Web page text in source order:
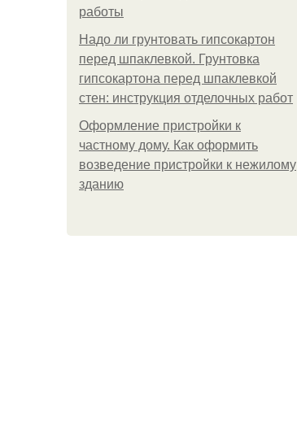
работы
Надо ли грунтовать гипсокартон
перед шпаклевкой. Грунтовка
гипсокартона перед шпаклевкой
стен: инструкция отделочных работ
Оформление пристройки к
частному дому. Как оформить
возведение пристройки к нежилому
зданию